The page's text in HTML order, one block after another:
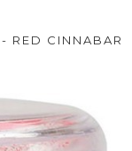
CINNABAR